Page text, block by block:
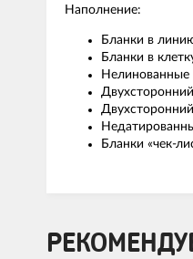
Наполнение:
Бланки в
Бланки в
Бланки «чек-